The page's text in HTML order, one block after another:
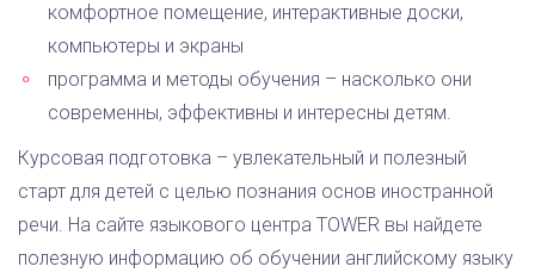
комфортное помещение, интерактивные доски,
компьютеры и экраны
программа и методы обучения – насколько они
современны, эффективны и интересны детям.
Курсовая подготовка – увлекательный и полезный
старт для детей с целью познания основ иностранной
речи. На сайте языкового центра TOWER вы найдете
полезную информацию об обучении английскому языку